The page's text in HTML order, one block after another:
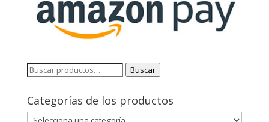
Buscar
Buscar
Categorías de los productos